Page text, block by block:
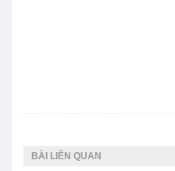
BÀI LIÊN QUAN